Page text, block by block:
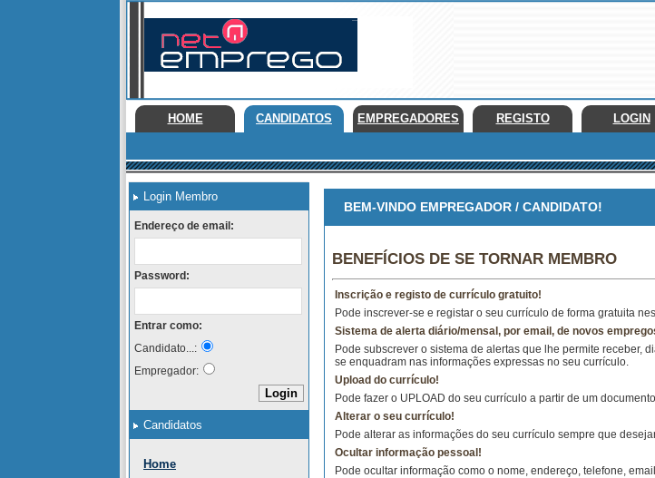
HOME CANDIDATOS EMPREGADORES REGISTO LOGIN
Login Membro
Endereço de email:
Password:
Entrar como:
Candidato...:
Empregador:
Candidatos
Home
BEM-VINDO EMPREGADOR / CANDIDATO!
BENEFÍCIOS DE SE TORNAR MEMBRO
Inscrição e registo de currículo gratuito!
Pode inscrever-se e registar o seu currículo de forma gratuita
Sistema de alerta diário/mensal, por email, de novos
Pode subscrever o sistema de alertas que lhe permite receber,
se enquadram nas informações expressas no seu currículo.
Upload do currículo!
Pode fazer o UPLOAD do seu currículo a partir de um
Alterar o seu currículo!
Pode alterar as informações do seu currículo sempre que
Ocultar informação pessoal!
Pode ocultar informação como o nome, endereço, telefone,